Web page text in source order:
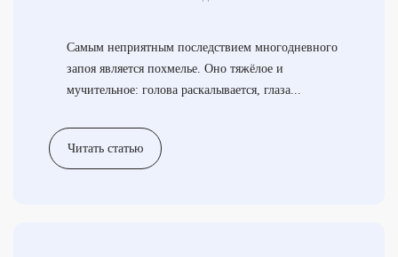
Самым неприятным последствием многодневного
запоя является похмелье. Оно тяжёлое и
мучительное: голова раскалывается, глаза...
Читать статью